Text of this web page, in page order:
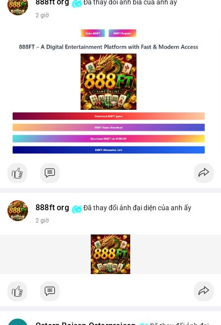
888ft org Đã thay đổi ảnh bìa của anh ấy
2 giờ
888ft org Đã thay đổi ảnh đại diện của anh ấy
2 giờ